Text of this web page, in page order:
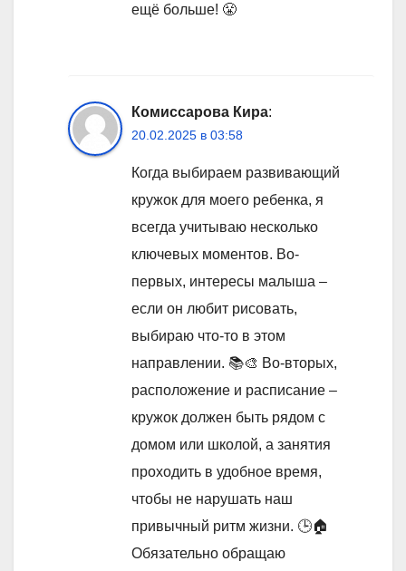
ещё больше! 😤
Комиссарова Кира:
20.02.2025 в 03:58
Когда выбираем развивающий
кружок для моего ребенка, я
всегда учитываю несколько
ключевых моментов. Во-
первых, интересы малыша –
если он любит рисовать,
выбираю что-то в этом
направлении. 📚🎨 Во-вторых,
расположение и расписание –
кружок должен быть рядом с
домом или школой, а занятия
проходить в удобное время,
чтобы не нарушать наш
привычный ритм жизни. 🕒🏠
Обязательно обращаю